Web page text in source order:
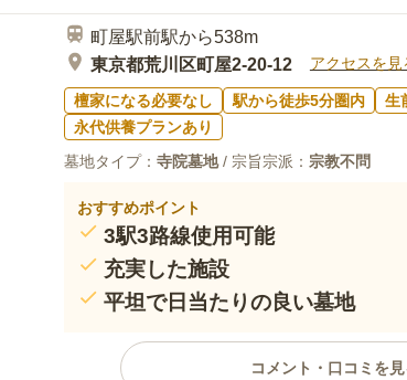
町屋駅前駅から538m
東京都荒川区町屋2-20-12
アクセスを見
檀家になる必要なし 駅から徒歩5分圏内
生
永代供養プランあり
墓地タイプ： 寺院墓地/ 宗旨宗派： 宗教不問
おすすめポイント
3駅3路線使用可能
充実した施設
平坦で日当たりの良い墓地
コメント・口コミを見